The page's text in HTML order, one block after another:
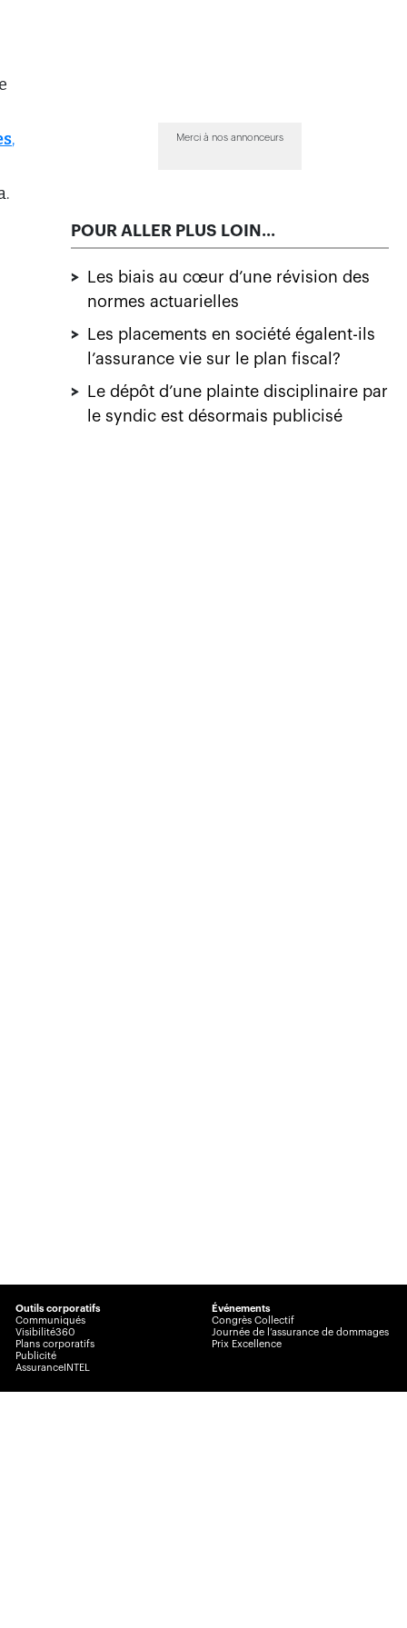
,
Merci à nos annonceurs
POUR ALLER PLUS LOIN...
>
Les biais au cœur d’une révision des
normes actuarielles
>
Les placements en société égalent-ils
l’assurance vie sur le plan fiscal?
>
Le dépôt d’une plainte disciplinaire par
le syndic est désormais publicisé
Outils corporatifs
Communiqués
Visibilité360
Plans corporatifs
Publicité
AssuranceINTEL
Événements
Congrès Collectif
Journée de l’assurance de dommages
Prix Excellence